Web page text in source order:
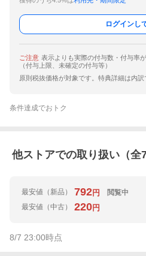
ログインし
ご注意 表示よりも実際の付与数・付与率
（付与上限、未確定の付与等）
原則税抜価格が対象です。特典詳細は内訳
条件達成でおトク
他ストアでの取り扱い（全
最安値 （新品） 792円
閲覧中
最安値 （中古） 220円
8/7 23:00時点